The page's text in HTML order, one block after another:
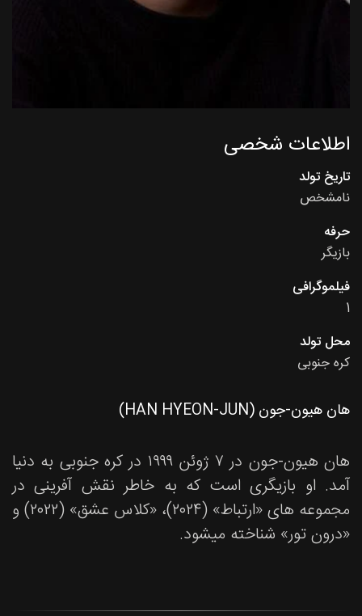
اطلاعات شخصی
تاریخ تولد
نامشخص
حرفه
بازیگر
فیلموگرافی
1
محل تولد
کره جنوبی
هان هیون-جون (HAN HYEON-JUN)
هان هیون-جون در ۷ ژوئن ۱۹۹۹ در کره جنوبی به دنیا
آمد. او بازیگری است که به خاطر نقش آفرینی در
مجموعه های «ارتباط» (۲۰۲۴)، «کلاس عشق» (۲۰۲۲) و
«درون تور» شناخته میشود.